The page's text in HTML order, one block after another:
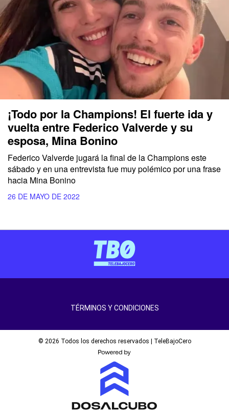
¡Todo por la Champions! El fuerte ida y
vuelta entre Federico Valverde y su
esposa, Mina Bonino
Federico Valverde jugará la final de la Champions este
sábado y en una entrevista fue muy polémico por una frase
hacia Mina Bonino
26 DE MAYO DE 2022
TÉRMINOS Y CONDICIONES
© 2026 Todos los derechos reservados | TeleBajoCero